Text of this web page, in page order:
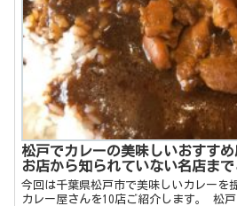
松戸でカレーの美味しいおすす
お店から知られていない名店まで
今回は千葉県松戸市で美味しいカレーを
カレー屋さんを10店ご紹介します。 松